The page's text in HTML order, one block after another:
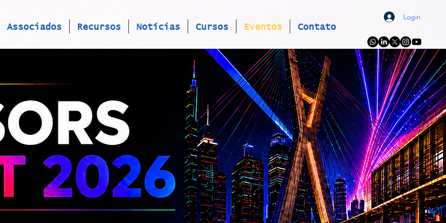
Associados Recursos Notícias Cursos Eventos Contato
Login